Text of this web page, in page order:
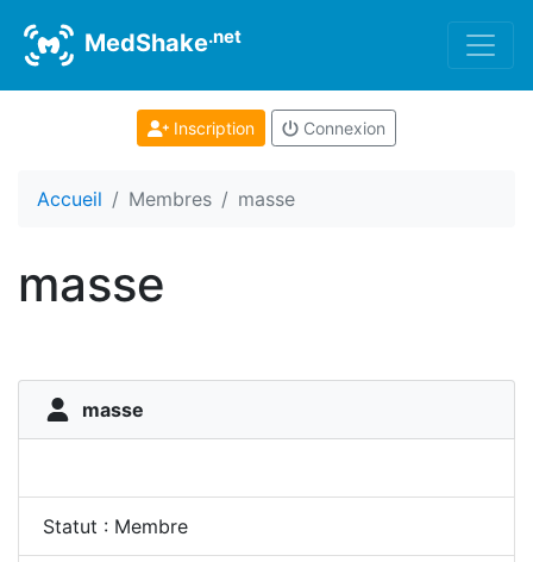
MedShake.net
Inscription Connexion
Accueil Membres masse
masse
masse
Statut : Membre